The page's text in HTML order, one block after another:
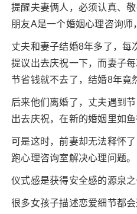
提醒夫妻俩人，必须认真、敬
朋友A是一个婚姻心理咨询师
丈夫和妻子结婚8年多了，每
提议出去庆祝一下，而妻子
节省钱就不去了，结婚8年竟
后来他们离婚了，丈夫遇到
出去庆祝，在新的婚姻里如鱼
可是这时，前妻却无法释怀
跑心理咨询室解决心理问题。
仪式感是获得安全感的源泉之
很多女孩子描述恋爱细节都